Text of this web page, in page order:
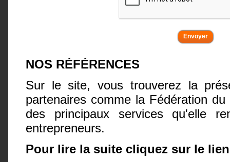
NOS RÉFÉRENCES
Sur le site, vous trouverez la
partenaires comme la Fédération
des principaux services qu'elle
entrepreneurs.
Pour lire la suite cliquez sur le